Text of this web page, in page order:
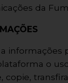
da
a informações
o
copie,